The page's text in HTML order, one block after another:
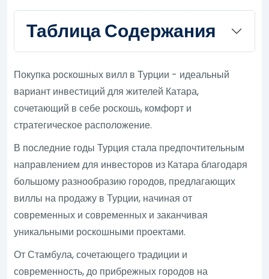
Таблица Содержания
Покупка роскошных вилл в Турции - идеальный
вариант инвестиций для жителей Катара,
сочетающий в себе роскошь, комфорт и
стратегическое расположение.
В последние годы Турция стала предпочтительным
направлением для инвесторов из Катара благодаря
большому разнообразию городов, предлагающих
виллы на продажу в Турции, начиная от
современных и современных и заканчивая
уникальными роскошными проектами.
От Стамбула, сочетающего традиции и
современность, до прибрежных городов на